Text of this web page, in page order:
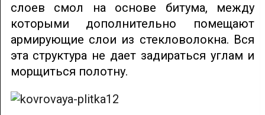
слоев смол на основе битума, между
которыми дополнительно помещают
армирующие слои из стекловолокна. Вся
эта структура не дает задираться углам и
морщиться полотну.